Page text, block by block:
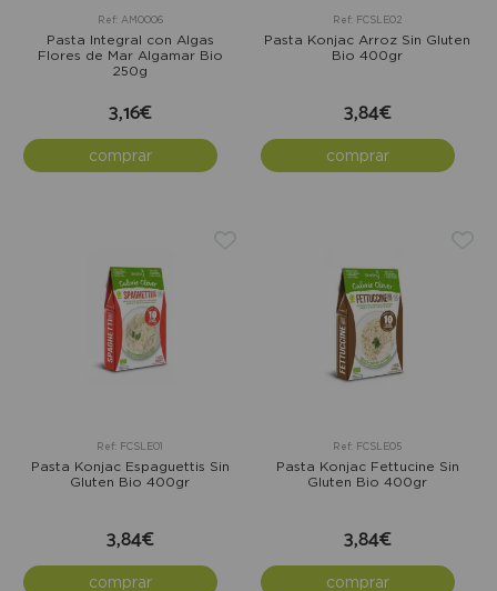
Ref: AM0006
Pasta Integral con Algas
Flores de Mar Algamar Bio
250g
3,16€
comprar
Ref: FCSLE02
Pasta Konjac Arroz Sin Gluten
Bio 400gr
3,84€
comprar
Ref: FCSLE01
Pasta Konjac Espaguettis Sin
Gluten Bio 400gr
3,84€
comprar
Ref: FCSLE05
Pasta Konjac Fettucine Sin
Gluten Bio 400gr
3,84€
comprar